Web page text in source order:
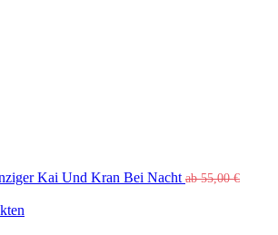
Kai Und Kran Bei Nacht ab55,00€